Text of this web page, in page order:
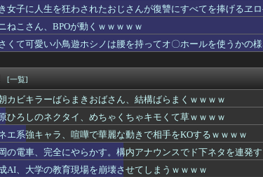
作中最強の5人はこいつらだ！」
レイしたらわかるけどライザは友達って感じで性的な目では...
幸せな人は人を煽らない」←これ
工業「メアリー・セレスト グリムナイト・リーパー」フィ...
んと山田さん』、大物漫画家たちから絶賛されるwwww
ン担いだデブ？近接は無理だろ（笑）」→
いくてヒロインとSEX描写ありの期待の新人到来ｗｗｗ
炎上するｗｗｗｗ
るのに全くアニメ化されないこのお漫画📖🥺
スケベマンション！？
かいう物語のエンディングが富野作品の中でも屈指の美しさ...
てマジで奇跡の存在だったんだよな
ァンが作ったウルトラ問題児一覧wwwww
女子に人生を狂わされたおじさんが復讐にすべてを捧げるヱ
ねこさん、BPOが動くｗｗｗｗｗ
くて可愛い小鳥遊ホシノは腰を持ってオ〇ホールを使うかの
[一覧]
カビキラーばらまきおばさん、結構ばらまくｗｗｗｗ
ひろしのネクタイ、めちゃくちゃキモくて草ｗｗｗｗ
エ系強キャラ、喧嘩で華麗な動きで相手をKOするｗｗｗｗ
の電車、完全にやらかす。構内アナウンスでド下ネタを連発
AI、大学の教育現場を崩壊させてしまうｗｗｗｗ